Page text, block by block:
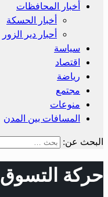
أخبار المحافظات
أخبار الحسكة
أحبار دير الزور
سياسة
اقتصاد
رياضة
مجتمع
منوعات
المسافات بين المدن
البحث عن:
حركة التسوق